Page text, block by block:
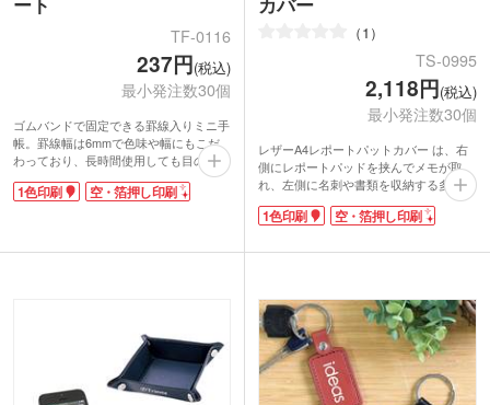
TF-0116
237円(税込)
最小発注数30個
ゴムバンドで固定できる罫線入りミニ手
帳。罫線幅は6mmで色味や幅にもこだ
わっており、長時間使用しても目の疲れ
にくい仕様です。
表面に印刷すればオリジナルノートの完
ます。バッグやポケットで携帯しやす
1色印刷 空・箔押し印刷
1
TS-0995
2,118円(税込)
最小発注数30個
レザーA4レポートパットカバー は、右
側にレポートパッドを挟んでメモが取
れ、左側に名刺や書類を収納する多機能
ポケット付のカバーです。
会議の書類をさっと挟み、ノートもすば
仕分けて入れておけるので、クリアファ
とがなく、デスクに着いてすぐに仕事に
取り掛かれるので作業効率UP間違いな
し。
箔押し印刷でさらに高級感が増すので、
会社の周年記念品として特別なノベルテ
ィが作れます。
1色印刷 空・箔押し印刷